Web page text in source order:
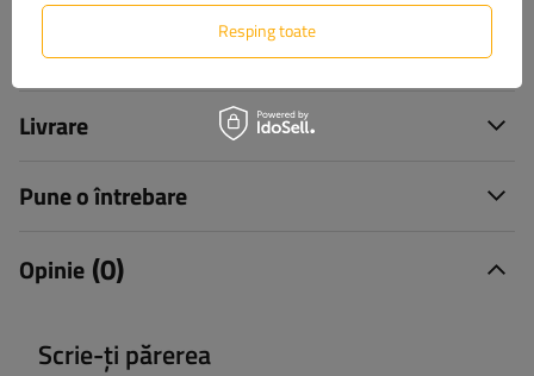
Specificație
Livrare
Pune o întrebare
Opinie (0)
Scrie-ți părerea
Resping toate